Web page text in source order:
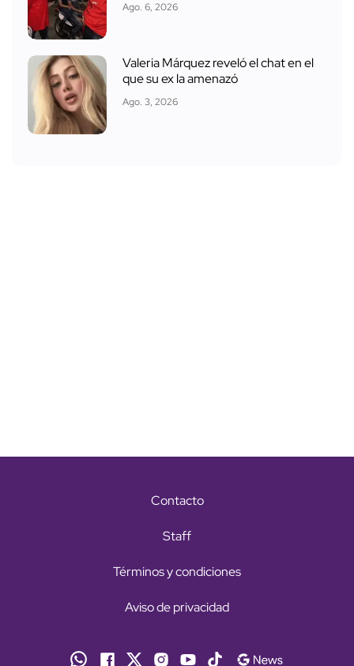
Ago. 6, 2026
Valeria Márquez reveló el chat en el
que su ex la amenazó
Ago. 3, 2026
Contacto
Staff
Términos y condiciones
Aviso de privacidad